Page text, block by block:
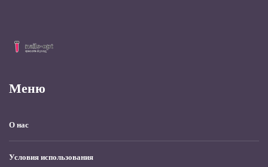
Меню
О нас
Условия использования